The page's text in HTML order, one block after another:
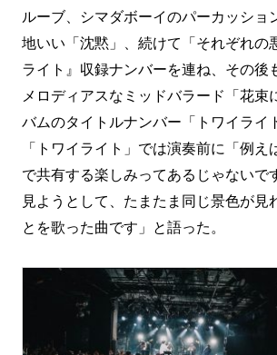
ルーブ、シマダボーイのパーカッショ
地いい「沈黙」、続けて「それぞれの
ライト』収録ナンバーを連ね、その後
メロディアスなミッドバラード「花束
バムのタイトルナンバー「トワイライ
「トワイライト」では演奏前に「例え
で共有する楽しみってあるじゃないで
見ようとして、たまたま同じ景色が見
とを歌った曲です」と語った。